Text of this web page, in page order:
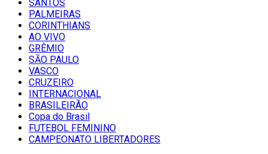
SANTOS
PALMEIRAS
CORINTHIANS
AO VIVO
GRÊMIO
SĀO PAULO
VASCO
CRUZEIRO
INTERNACIONAL
BRASILEIRÃO
Copa do Brasil
FUTEBOL FEMININO
CAMPEONATO LIBERTADORES